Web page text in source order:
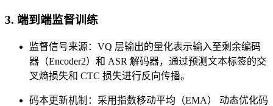
3. ​​端到端监督训练​​
​​监督信号来源​​：VQ 层输出的量化表示输入至剩余编码
器（Encoder2）和 ​​ASR 解码器​​，通过预测文本标签的交
叉熵损失和 CTC 损失进行反向传播。
​​码本更新机制​​：采用​​指数移动平均（EMA）​​ 动态优化码